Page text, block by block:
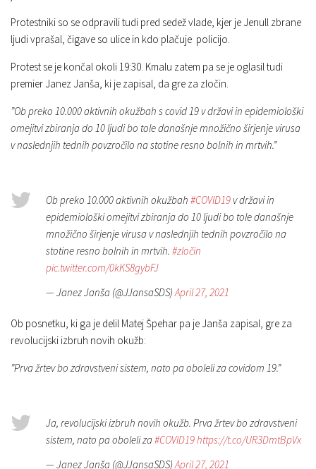
Protestniki so se odpravili tudi pred sedež vlade, kjer je Jenull zbrane
ljudi vprašal, čigave so ulice in kdo plačuje policijo.
Protest se je končal okoli 19:30. Kmalu zatem pa se je oglasil tudi
premier Janez Janša, ki je zapisal, da gre za zločin.
”Ob preko 10.000 aktivnih okužbah s covid 19 v državi in epidemiološki
omejitvi zbiranja do 10 ljudi bo tole današnje množično širjenje virusa
v naslednjih tednih povzročilo na stotine resno bolnih in mrtvih.”
Ob preko 10.000 aktivnih okužbah #COVID19 v državi in
epidemiološki omejitvi zbiranja do 10 ljudi bo tole današnje
množično širjenje virusa v naslednjih tednih povzročilo na
stotine resno bolnih in mrtvih. #zločin
pic.twitter.com/0kKS8gybFJ
— Janez Janša (@JJansaSDS)April 27, 2021
Ob posnetku, ki ga je delil Matej Špehar pa je Janša zapisal, gre za
revolucijski izbruh novih okužb:
”Prva žrtev bo zdravstveni sistem, nato pa oboleli za covidom 19.”
Ja, revolucijski izbruh novih okužb. Prva žrtev bo zdravstveni
sistem, nato pa oboleli za#COVID19https://t.co/UR3DmtBpVx
— Janez Janša (@JJansaSDS)April 27, 2021